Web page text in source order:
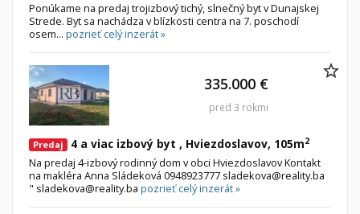
Dvojgarsónky
1-izbové
2-izbové
3-izbové
Chalupa
Pozemok
Stavebné pozemky
Bývanie a rekreácia
Ponúkame na predaj trojizbový tichý, slnečný byt v Dunajskej
Strede. Byt sa nachádza v blízkosti centra na 7. poschodí
osem... pozrieť celý inzerát »
Predaj 4 a viac izbový byt , Hviezdoslavov, 105m2
Na predaj 4-izbový rodinný dom v obci Hviezdoslavov Kontakt
na makléra Anna Sládeková 0948923777 sladekova@reality.ba
" sladekova@reality.ba pozrieť celý inzerát »
335.000 €
pred 3 rokmi